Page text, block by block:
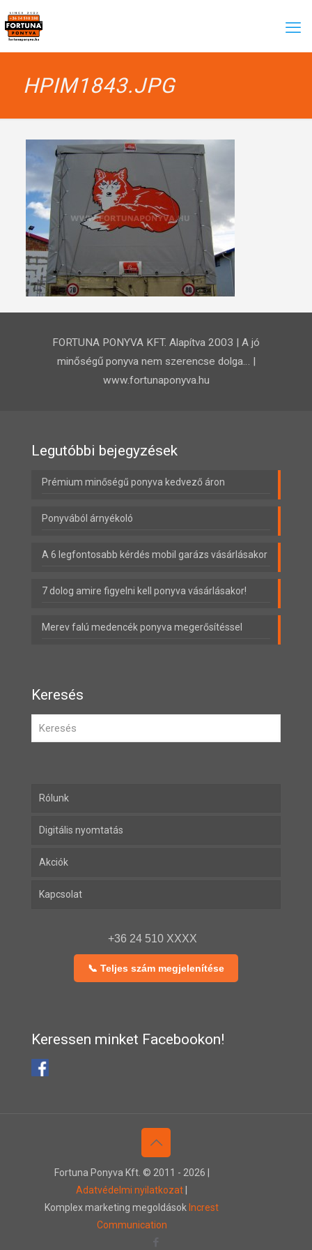
HPIM1843.JPG
FORTUNA PONYVA KFT. Alapítva 2003 | A jó
minőségű ponyva nem szerencse dolga… |
www.fortunaponyva.hu
Legutóbbi bejegyzések
Prémium minőségű ponyva kedvező áron
Ponyvából árnyékoló
A 6 legfontosabb kérdés mobil garázs vásárlásakor
7 dolog amire figyelni kell ponyva vásárlásakor!
Merev falú medencék ponyva megerősítéssel
Keresés
Rólunk
Digitális nyomtatás
Akciók
Kapcsolat
+36 24 510 XXXX
📞 Teljes szám megjelenítése
Keressen minket Facebookon!
Fortuna Ponyva Kft. © 2011 - 2026 |
Adatvédelmi nyilatkozat
Komplex marketing megoldások Increst
Communication